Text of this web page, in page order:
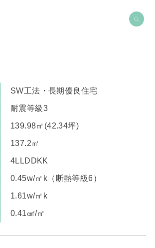
SW工法・長期優良住宅
耐震等級3
139.98㎡(42.34坪)
137.2㎡
4LLDDKK
0.45w/㎡k（断熱等級6）
1.61w/㎡k
0.41㎠/㎡